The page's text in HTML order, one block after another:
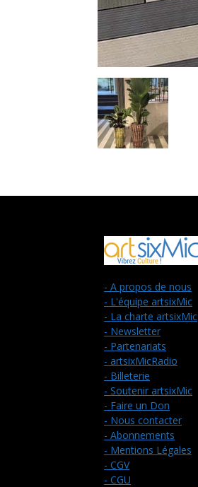
- A propos de nous
- L'équipe artsixMic
- La charte artsixMic
- Newsletter
- Partenariats
- artsixMicRadio
- Billeterie
- Soutenir artsixMic
- Faire un Don
- Nous contacter
- Abonnements
- Mentions Légales
- CGV
- CGU